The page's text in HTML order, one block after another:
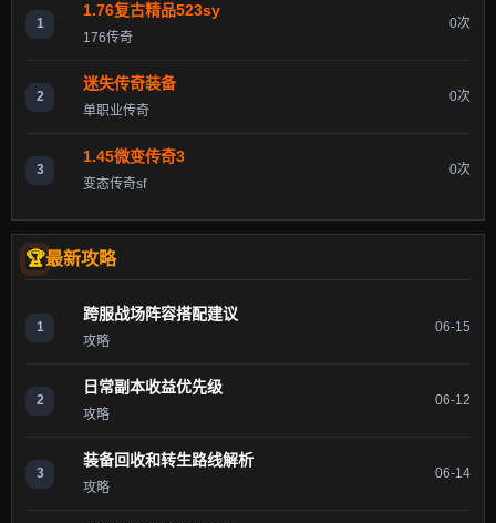
1
1.76复古精品523sy
176传奇
0次
2
迷失传奇装备
单职业传奇
0次
3
1.45微变传奇3
变态传奇sf
0次
最新攻略
1
跨服战场阵容搭配建议
攻略
06-15
2
日常副本收益优先级
攻略
06-12
3
装备回收和转生路线解析
攻略
06-14